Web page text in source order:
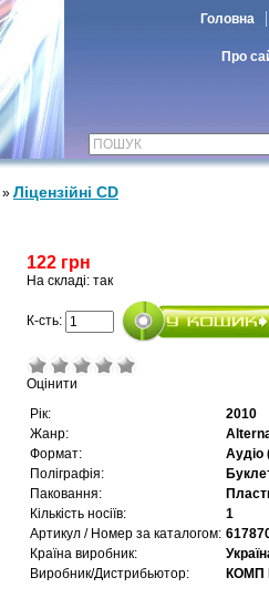
Головна
Про
» Ліцензійні СD
122 грн
На складі: так
К-сть:
Оцінити
Рік:
2010
Жанр:
Формат:
Аудіо
Поліграфія:
Паковання:
Кількість носіїв:
1
Артикул / Номер за каталогом:
Країна виробник:
Виробник/Дистрибьютор:
КОМП